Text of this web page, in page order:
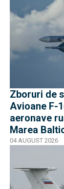
Zboruri de
Avioane F-
aeronave
Marea
04 AUGUST 2026